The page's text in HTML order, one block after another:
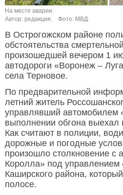
На месте аварии.
Автор: редакция.
Фото: МВД.
В Острогожском районе
обстоятельства
произошедшей вечером 1
автодороги «Воронеж –
села Терновое.
По предварительной
летний житель
управлявший автомобилем
выполнении обгона выехал
Как считают в полиции,
дорожные и погодные
произошло столкновение с
Королла» под управлением
Каширского района,
полосе.